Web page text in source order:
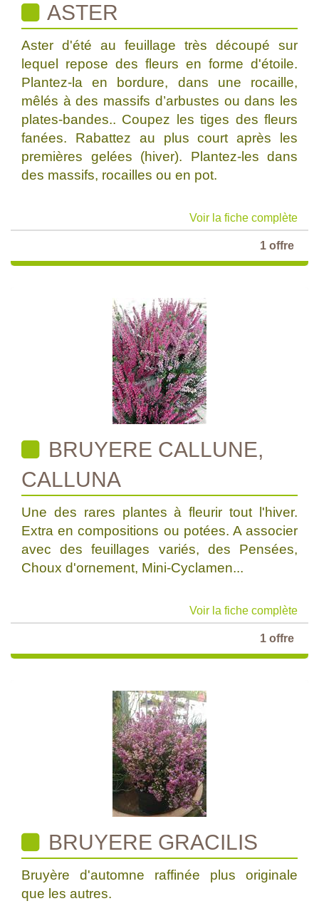
ASTER
Aster d'été au feuillage très découpé sur
lequel repose des fleurs en forme d'étoile.
Plantez-la en bordure, dans une rocaille,
mêlés à des massifs d’arbustes ou dans les
plates-bandes.. Coupez les tiges des fleurs
fanées. Rabattez au plus court après les
premières gelées (hiver). Plantez-les dans
des massifs, rocailles ou en pot.
Voir la fiche complète
1 offre
BRUYERE CALLUNE,
CALLUNA
Une des rares plantes à fleurir tout l'hiver.
Extra en compositions ou potées. A associer
avec des feuillages variés, des Pensées,
Choux d'ornement, Mini-Cyclamen...
Voir la fiche complète
1 offre
BRUYERE GRACILIS
Bruyère d'automne raffinée plus originale
que les autres.